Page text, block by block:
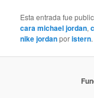
Esta entrada fue
cara michael jordan,
nike jordanporistern